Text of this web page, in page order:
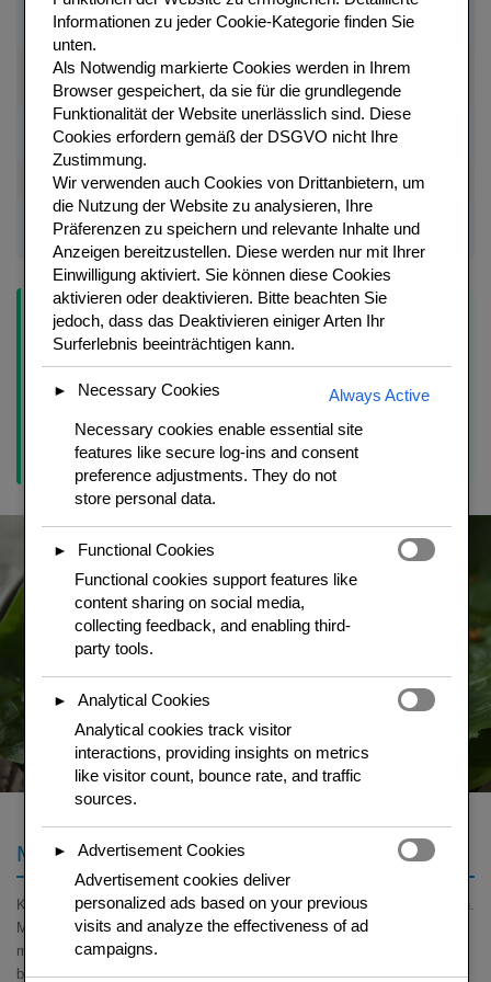
Pandanblaetter
(frisch oder TK)
20-25 Stueck
Lang genug zum
Wickeln
Asiamarkt oder
online
Kokosoel Zum Frittieren Neutral
Oder anderes
Knoblauch +
Korianderwurzeln
je 4 Stueck Marinade
Moerser
zerkleinern
Sesamoel (dunkel) 2 TL Marinade Gibt Tiefe
Sojasauce +
Austernsauce
je 2 EL Marinade Salzig-suss
Tipp: Pandanblaetter wickeln – Schritt-fuer-Schritt:
Pandanblatt zu einer Rosette formen (Blatt um zwei Finger
wickeln) und ein Haehnchen-Wuerfel mittig einlegen. Die Enden
nach innen stecken und ein zweites Blatt drumwickeln. Das
Paket darf beim Frittieren nicht aufgehen – daher die Enden gut
einstecken. Wer es nicht hinbekommt: Paket mit einem
Zahnstocher sichern.
Marinade und Einwickeln
Knoblauch und Korianderwurzeln im Moerser zu einer Paste zerstossen.
Mit Sojasauce, Austernsauce, Sesamoel, Pfeffer und Palmzucker
mischen. Haehnchen-Wuerfel
besser ueber Nacht. Das Haenchen nimmt die Aromen vollstaendig auf.
Informationen zu jeder Cookie-Kategorie finden Sie
unten.
Als Notwendig markierte Cookies werden in Ihrem
Browser gespeichert, da sie für die grundlegende
Funktionalität der Website unerlässlich sind. Diese
Cookies erfordern gemäß der DSGVO nicht Ihre
Zustimmung.
Wir verwenden auch Cookies von Drittanbietern, um
die Nutzung der Website zu analysieren, Ihre
Präferenzen zu speichern und relevante Inhalte und
Anzeigen bereitzustellen. Diese werden nur mit Ihrer
Einwilligung aktiviert. Sie können diese Cookies
aktivieren oder deaktivieren. Bitte beachten Sie
jedoch, dass das Deaktivieren einiger Arten Ihr
Surferlebnis beeinträchtigen kann.
► Necessary Cookies
Always Active
Necessary cookies enable essential site
features like secure log-ins and consent
preference adjustments. They do not
store personal data.
►
Functional Cookies
Functional cookies support features like
content sharing on social media,
collecting feedback, and enabling third-
party tools.
►
Analytical Cookies
Analytical cookies track visitor
interactions, providing insights on metrics
like visitor count, bounce rate, and traffic
sources.
►
Advertisement Cookies
Advertisement cookies deliver
personalized ads based on your previous
visits and analyze the effectiveness of ad
campaigns.